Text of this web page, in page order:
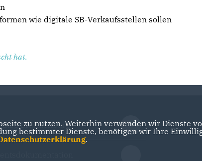
wie digitale SB-Verkaufsstellen sollen
hat.
Brandenburg
zu nutzen. Weiterhin verwenden wir Dienste
bestimmter Dienste, benötigen wir Ihre
.